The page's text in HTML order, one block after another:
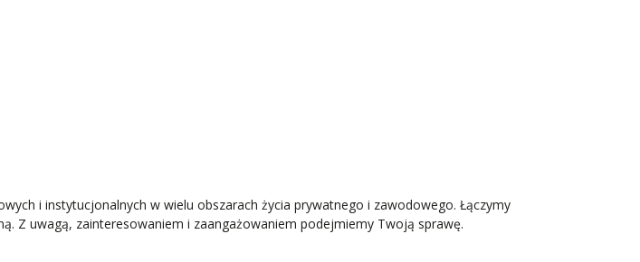
i instytucjonalnych w wielu obszarach życia prywatnego i zawodowego. Łączymy
Z uwagą, zainteresowaniem i zaangażowaniem podejmiemy Twoją sprawę.